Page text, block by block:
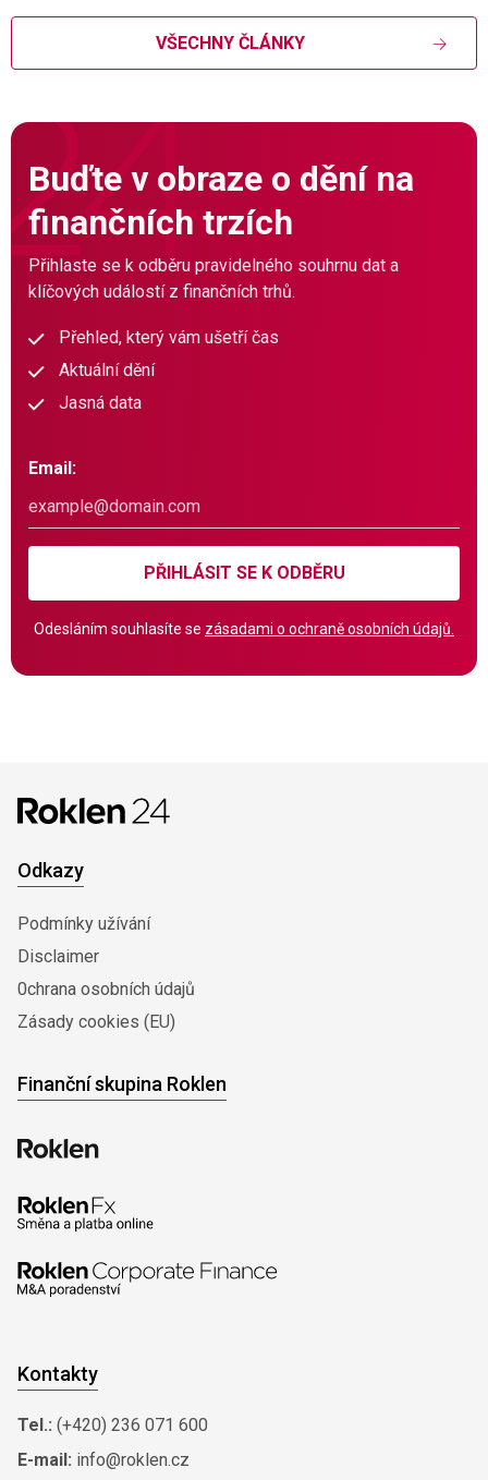
VŠECHNY ČLÁNKY
Buďte v obraze o dění na
finančních trzích
Přihlaste se k odběru pravidelného souhrnu dat a
klíčových událostí z finančních trhů.
Přehled, který vám ušetří čas
Aktuální dění
Jasná data
Email:
PŘIHLÁSIT SE K ODBĚRU
Odesláním souhlasíte se zásadami o ochraně osobních údajů.
Odkazy
Podmínky užívání
Disclaimer
0chrana osobních údajů
Zásady cookies (EU)
Finanční skupina Roklen
Kontakty
Tel.: (+420) 236 071 600
E-mail: info@roklen.cz